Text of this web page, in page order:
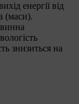
енергії від
(маси).
знизиться на